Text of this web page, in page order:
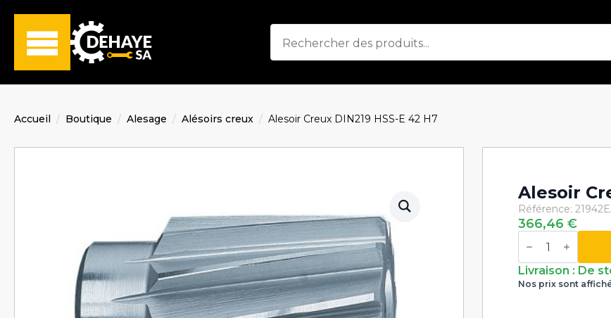
Accueil Boutique Alesage Alésoirs creux Alesoir Creux DIN219 HSS-E 42 H7
Alesoir
Référence: 21942
366,46€
quantité
de
Creux
DIN219
HSS-
Livraison : De
Nos prix sont